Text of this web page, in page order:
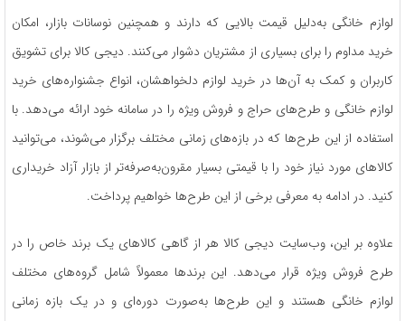
لوازم خانگی به‌دلیل قیمت بالایی که دارند و همچنین نوسانات بازار، امکان
خرید مداوم را برای بسیاری از مشتریان دشوار می‌کنند. دیجی کالا برای تشویق
کاربران و کمک به آن‌ها در خرید لوازم دلخواهشان، انواع جشنواره‌های خرید
لوازم خانگی و طرح‌های حراج و فروش ویژه را در سامانه خود ارائه می‌دهد. با
استفاده از این طرح‌ها که در بازه‌های زمانی مختلف برگزار می‌شوند، می‌توانید
کالاهای مورد نیاز خود را با قیمتی بسیار مقرون‌به‌صرفه‌تر از بازار آزاد خریداری
کنید. در ادامه به معرفی برخی از این طرح‌ها خواهیم پرداخت.
علاوه بر این، وب‌سایت دیجی کالا هر از گاهی کالاهای یک برند خاص را در
طرح فروش ویژه قرار می‌دهد. این برندها معمولاً شامل گروه‌های مختلف
لوازم خانگی هستند و این طرح‌ها به‌صورت دوره‌ای و در یک بازه زمانی